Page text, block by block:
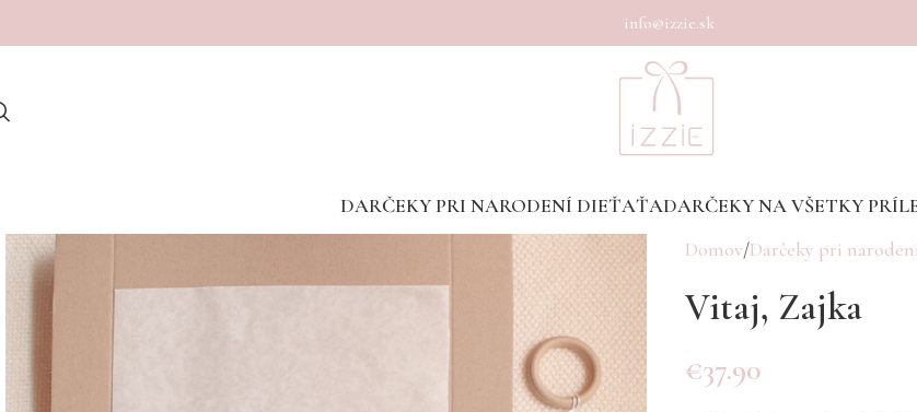
info@izzie.sk
DARČEKY PRI NARODENÍ DIEŤAŤADARČEKY NA VŠETKY
Domov Darčeky pri
Vitaj, Zajka
€37.90